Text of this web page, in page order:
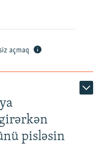
açmaq
pisləsin